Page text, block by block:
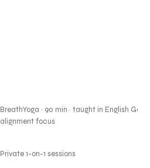
BreathYoga · 90 min · taught in English
alignment focus
Private 1-on-1 sessions